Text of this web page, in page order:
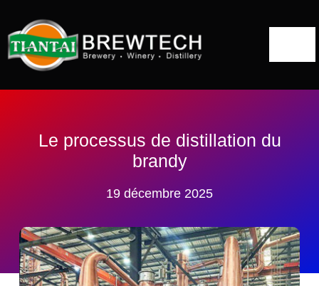
to
content
A propos de
Projets
Le processus de distillation du
brandy
19 décembre 2025